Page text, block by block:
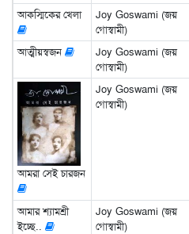
আকস্মিকের খেলা
Joy Goswami (জয়
গোস্বামী)
আত্মীয়স্বজন
Joy Goswami (জয়
গোস্বামী)
আমরা সেই চারজন
Joy Goswami (জয়
গোস্বামী)
আমার শ্যামশ্রী
ইচ্ছে..
Joy Goswami (জয়
গোস্বামী)